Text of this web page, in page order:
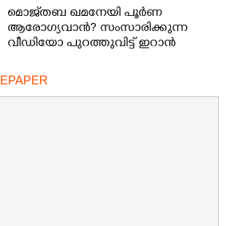
മൊജ്‌തബ ഖമനേയി പൂർണ
ആരോഗ്യവാൻ? സംസാരിക്കുന്ന
വീഡിയോ പുറത്തുവിട്ട് ഇറാൻ
EPAPER